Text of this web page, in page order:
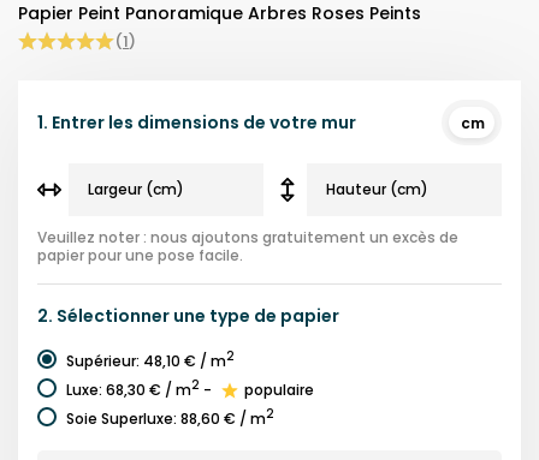
Papier Peint Panoramique Arbres Roses Peints
(1)
1. Entrer les dimensions de votre mur cm
Veuillez noter : nous ajoutons gratuitement un excès de
papier pour une pose facile.
2. Sélectionner une type de papier
Supérieur: 48,10 € / m2
Luxe: 68,30 € / m2 -
populaire
Soie Superluxe: 88,60 € / m2